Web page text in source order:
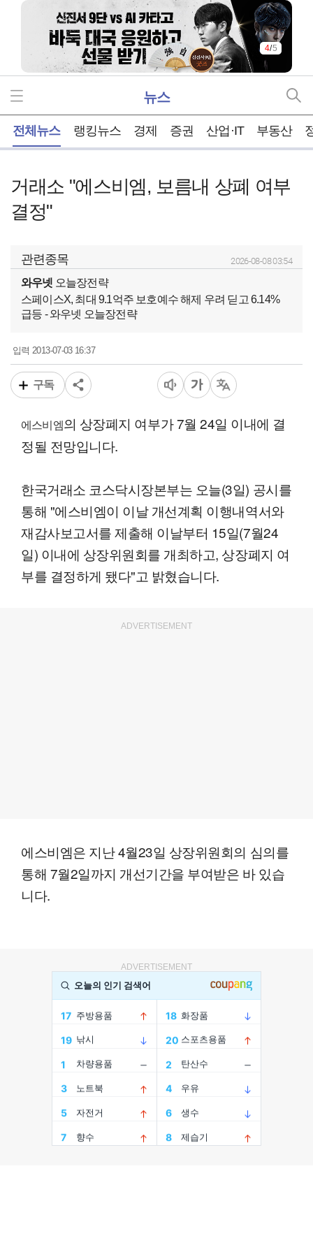
5/5
뉴스
전체뉴스 랭킹뉴스 경제 증권 산업·IT 부동산
거래소 "에스비엠, 보름내 상폐 여부
결정"
관련종목 2026-08-08 03:54
와우넷 오늘장전략
스페이스X, 최대 9.1억주 보호예수 해제 우려 딛고 6.14%
급등 - 와우넷 오늘장전략
입력2013-07-03 16:37
구독
에스비엠의 상장폐지 여부가 7월 24일 이내에 결
정될 전망입니다.
한국거래소 코스닥시장본부는 오늘(3일) 공시를
통해 "에스비엠이 이날 개선계획 이행내역서와
재감사보고서를 제출해 이날부터 15일(7월24
일) 이내에 상장위원회를 개최하고, 상장폐지 여
부를 결정하게 됐다"고 밝혔습니다.
ADVERTISEMENT
에스비엠은 지난 4월23일 상장위원회의 심의를
통해 7월2일까지 개선기간을 부여받은 바 있습
니다.
ADVERTISEMENT